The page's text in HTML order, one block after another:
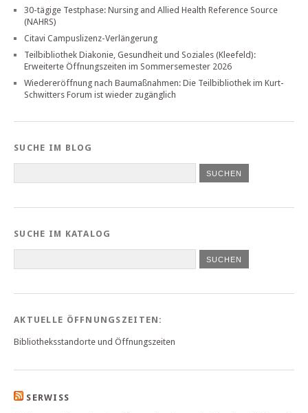
30-tägige Testphase: Nursing and Allied Health Reference Source
(NAHRS)
Citavi Campuslizenz-Verlängerung
Teilbibliothek Diakonie, Gesundheit und Soziales (Kleefeld):
Erweiterte Öffnungszeiten im Sommersemester 2026
Wiedereröffnung nach Baumaßnahmen: Die Teilbibliothek im Kurt-
Schwitters Forum ist wieder zugänglich
SUCHE IM BLOG
SUCHE IM KATALOG
SUCHEN
AKTUELLE ÖFFNUNGSZEITEN:
Bibliotheksstandorte und Öffnungszeiten
SERWISS